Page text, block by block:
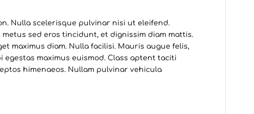
Nulla scelerisque pulvinar nisi ut eleifend.
sed eros tincidunt, et dignissim diam mattis.
maximus diam. Nulla facilisi. Mauris augue felis,
maximus euismod. Class aptent taciti
himenaeos. Nullam pulvinar vehicula